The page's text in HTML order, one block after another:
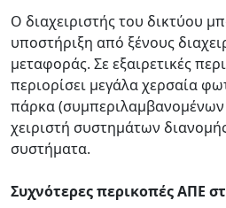
Ο διαχειριστής του δικτύου
υποστήριξη από ξένους
μεταφοράς. Σε εξαιρετικές
περιορίσει μεγάλα χερσαία
πάρκα
χειριστή συστημάτων
συστήματα.
Συχνότερεςπερικοπές ΑΠΕ